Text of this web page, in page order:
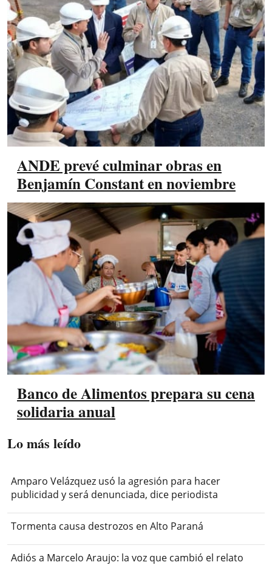
ANDE prevé culminar obras en
Benjamín Constant en noviembre
Banco de Alimentos prepara su cena
solidaria anual
Lo más leído
Amparo Velázquez usó la agresión para hacer
publicidad y será denunciada, dice periodista
Tormenta causa destrozos en Alto Paraná
Adiós a Marcelo Araujo: la voz que cambió el relato